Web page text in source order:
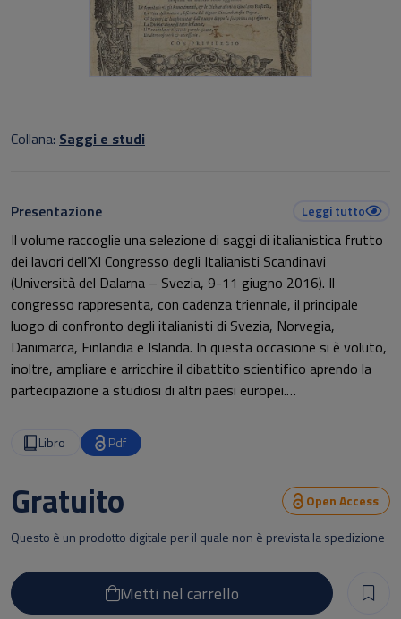
Collana: Saggi e studi
Presentazione Leggi tutto
Il volume raccoglie una selezione di saggi di italianistica frutto
dei lavori dell’XI Congresso degli Italianisti Scandinavi
(Università del Dalarna – Svezia, 9-11 giugno 2016). Il
congresso rappresenta, con cadenza triennale, il principale
luogo di confronto degli italianisti di Svezia, Norvegia,
Danimarca, Finlandia e Islanda. In questa occasione si è voluto,
inoltre, ampliare e arricchire il dibattito scientifico aprendo la
partecipazione a studiosi di altri paesi europei.
loro riedizioni, anche attraverso i moderni metodi digitali o
grazie alla traduzione in altre lingue. Testimonianza dell’ampia e
vivaci collaborazioni degli italianisti in Europa, i ventisette
contributi qui raccolti spaziano dalla linguistica alla letteratura,
dalla storia e cultura italiana alla traduttologia e didattica
giorni nostri.
Libro Pdf
Gratuito Open Access
Metti nel carrello
Questo è un prodotto digitale per il quale non è prevista la spedizione